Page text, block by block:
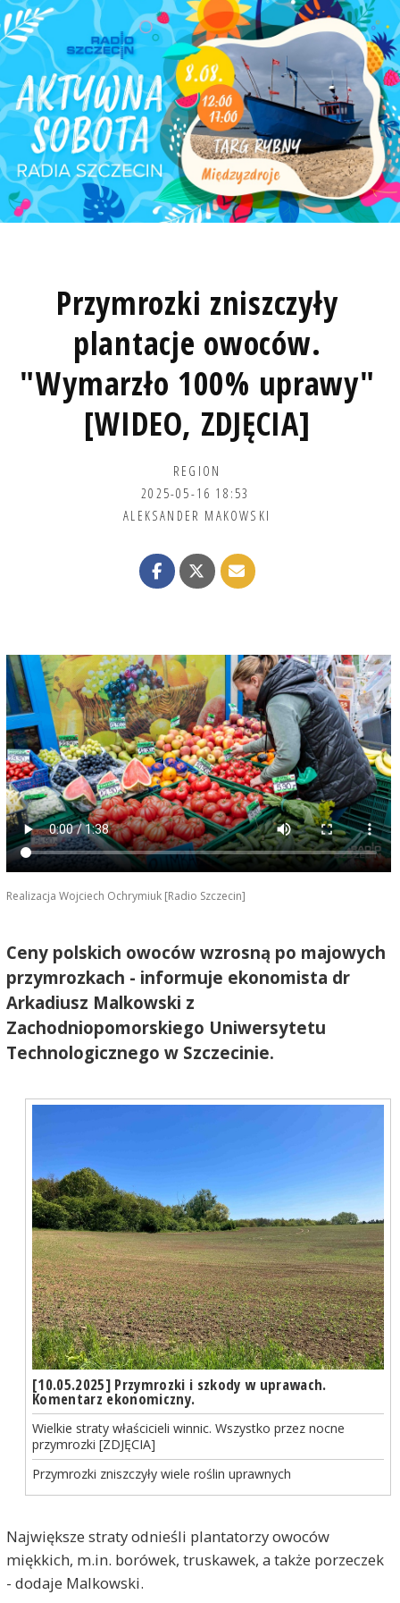
Przymrozki zniszczyły
plantacje owoców.
"Wymarzło 100% uprawy"
[WIDEO, ZDJĘCIA]
REGION
2025-05-16 18:53
ALEKSANDER MAKOWSKI
Realizacja Wojciech Ochrymiuk [Radio Szczecin]
Ceny polskich owoców wzrosną po majowych
przymrozkach - informuje ekonomista dr
Arkadiusz Malkowski z
Zachodniopomorskiego Uniwersytetu
Technologicznego w Szczecinie.
[10.05.2025] Przymrozki i szkody w uprawach.
Komentarz ekonomiczny.
Wielkie straty właścicieli winnic. Wszystko przez nocne
przymrozki [ZDJĘCIA]
Przymrozki zniszczyły wiele roślin uprawnych
Największe straty odnieśli plantatorzy owoców
miękkich, m.in. borówek, truskawek, a także porzeczek
- dodaje Malkowski.